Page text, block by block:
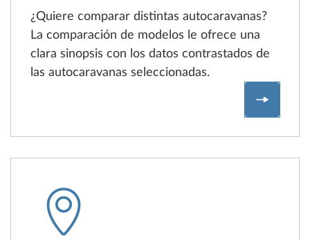
¿Quiere comparar distintas autocaravanas?
La comparación de modelos le ofrece una
clara sinopsis con los datos contrastados de
las autocaravanas seleccionadas.